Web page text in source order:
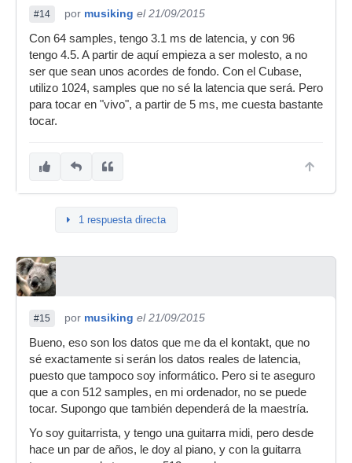
#14 por musiking el 21/09/2015
Con 64 samples, tengo 3.1 ms de latencia, y con 96
tengo 4.5. A partir de aquí empieza a ser molesto, a no
ser que sean unos acordes de fondo. Con el Cubase,
utilizo 1024, samples que no sé la latencia que será. Pero
para tocar en "vivo", a partir de 5 ms, me cuesta bastante
tocar.
1 respuesta directa
#15 por musiking el 21/09/2015
Bueno, eso son los datos que me da el kontakt, que no
sé exactamente si serán los datos reales de latencia,
puesto que tampoco soy informático. Pero si te aseguro
que a con 512 samples, en mi ordenador, no se puede
tocar. Supongo que también dependerá de la maestría.
Yo soy guitarrista, y tengo una guitarra midi, pero desde
hace un par de años, le doy al piano, y con la guitarra